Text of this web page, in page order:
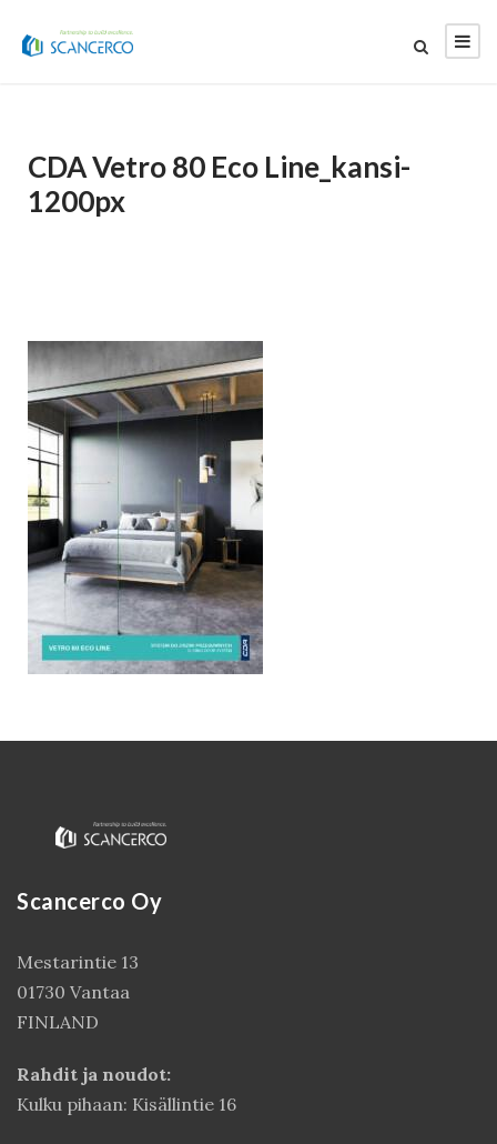
CDA Vetro 80 Eco Line_kansi-
1200px
Scancerco Oy
Mestarintie 13
01730 Vantaa
FINLAND
Rahdit ja noudot:
Kulku pihaan: Kisällintie 16